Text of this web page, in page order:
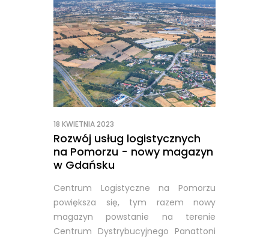
18 KWIETNIA 2023
Rozwój usług logistycznych
na Pomorzu - nowy magazyn
w Gdańsku
Centrum Logistyczne na Pomorzu
powiększa się, tym razem nowy
magazyn powstanie na terenie
Centrum Dystrybucyjnego Panattoni